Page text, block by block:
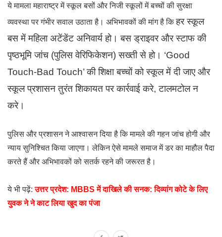
ये मामला महाराष्ट्र में स्कूल बसों और निजी स्कूलों में बच्चों की सुरक्षा
व्यवस्था पर गंभीर सवाल उठाता है। अभिभावकों की मांग है किहर स्कूल
बस में महिला अटेंडेंट अनिवार्य हो।बस ड्राइवर और स्टाफ की
पृष्ठभूमि जांच (पुलिस वेरिफिकेशन) सख्ती से हो। ‘Good
Touch-Bad Touch’ की शिक्षा बच्चों को स्कूल में दी जाए और
स्कूल प्रशासन तुरंत शिकायत पर कार्रवाई करे, टालमटोल न
करे।
पुलिस और प्रशासन ने आश्वासन दिया है कि मामले की गहन जांच होगी और
न्याय सुनिश्चित किया जाएगा। लेकिन ऐसे मामले समाज में डर का माहौल पैदा
करते हैं और अभिभावकों को सतर्क रहने की जरूरत है।
ये भी पढ़ें:उत्तर प्रदेश: MBBS में दाखिले की सनक: दिव्यांग कोटे के लिए
युवक ने ने काट लिया खुद का पंजा